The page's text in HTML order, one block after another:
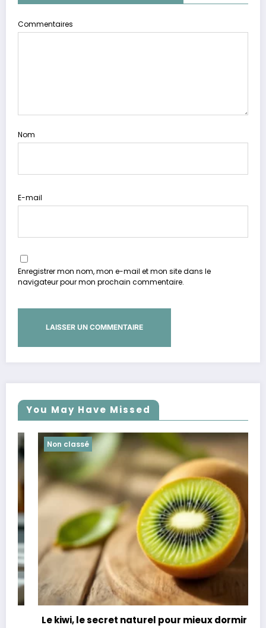
Commentaires
Nom
E-mail
Enregistrer mon nom, mon e-mail et mon site dans le
navigateur pour mon prochain commentaire.
You May Have Missed
Non classé
Le kiwi, le secret naturel pour mieux dormir